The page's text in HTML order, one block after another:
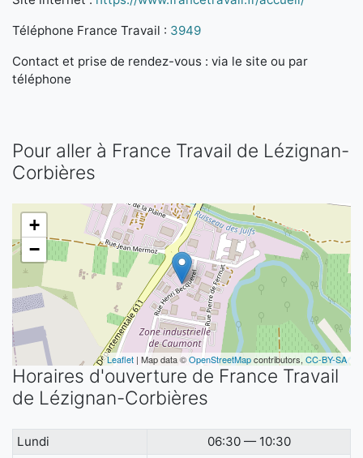
Téléphone France Travail : 3949
Contact et prise de rendez-vous : via le site ou par
téléphone
Pour aller à France Travail de Lézignan-
Corbières
+
−
Leaflet | Map data ©OpenStreetMapcontributors, CC-BY-SA
Horaires d'ouverture de France Travail
de Lézignan-Corbières
Lundi
06:30 — 10:30